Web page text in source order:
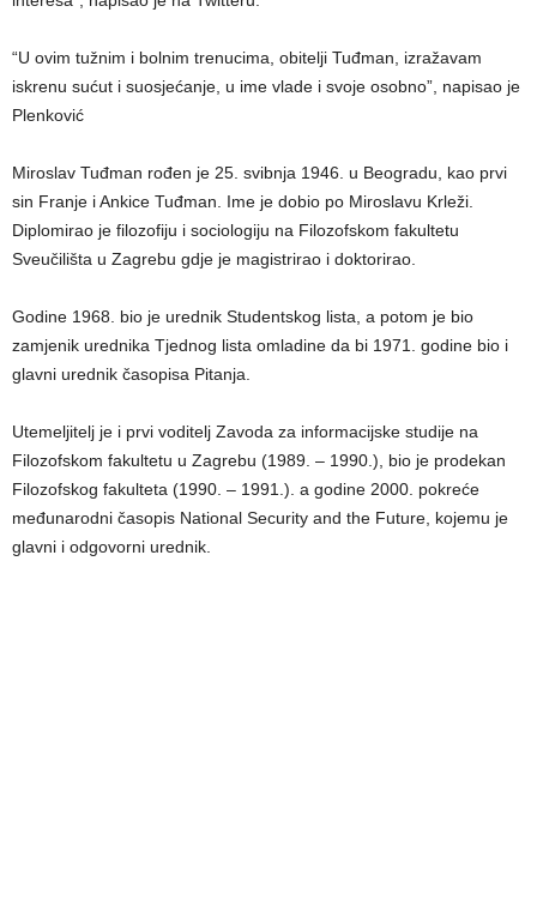
“U ovim tužnim i bolnim trenucima, obitelji Tuđman, izražavam
iskrenu sućut i suosjećanje, u ime vlade i svoje osobno”, napisao je
Plenković
Miroslav Tuđman rođen je 25. svibnja 1946. u Beogradu, kao prvi
sin Franje i Ankice Tuđman. Ime je dobio po Miroslavu Krleži.
Diplomirao je filozofiju i sociologiju na Filozofskom fakultetu
Sveučilišta u Zagrebu gdje je magistrirao i doktorirao.
Godine 1968. bio je urednik Studentskog lista, a potom je bio
zamjenik urednika Tjednog lista omladine da bi 1971. godine bio i
glavni urednik časopisa Pitanja.
Utemeljitelj je i prvi voditelj Zavoda za informacijske studije na
Filozofskom fakultetu u Zagrebu (1989. – 1990.), bio je prodekan
Filozofskog fakulteta (1990. – 1991.). a godine 2000. pokreće
međunarodni časopis National Security and the Future, kojemu je
glavni i odgovorni urednik.